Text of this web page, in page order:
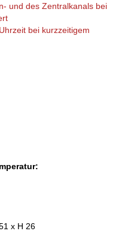
und des Zentralkanals bei
bei kurzzeitigem
x H 26